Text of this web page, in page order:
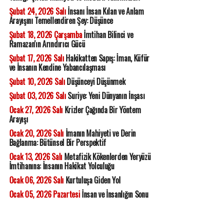
Şubat 24, 2026 Salıİnsanı İnsan Kılan ve Anlam
Arayışını Temellendiren Şey: Düşünce
Şubat 18, 2026 Çarşambaİmtihan Bilinci ve
Ramazan'ın Arındırıcı Gücü
Şubat 17, 2026 SalıHakikatten Sapış: İman, Küfür
ve İnsanın Kendine Yabancılaşması
Şubat 10, 2026 SalıDüşünceyi Düşünmek
Şubat 03, 2026 SalıSuriye: Yeni Dünyanın İnşası
Ocak 27, 2026 SalıKrizler Çağında Bir Yöntem
Arayışı
Ocak 20, 2026 Salıİmanın Mahiyeti ve Derin
Bağlanma: Bütünsel Bir Perspektif
Ocak 13, 2026 SalıMetafizik Kökenlerden Yeryüzü
İmtihanına: İnsanın Hakikat Yolculuğu
Ocak 06, 2026 SalıKurtuluşa Giden Yol
Ocak 05, 2026 Pazartesiİnsan ve İnsanlığın Sonu